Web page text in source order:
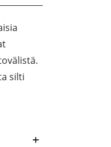
silti
+